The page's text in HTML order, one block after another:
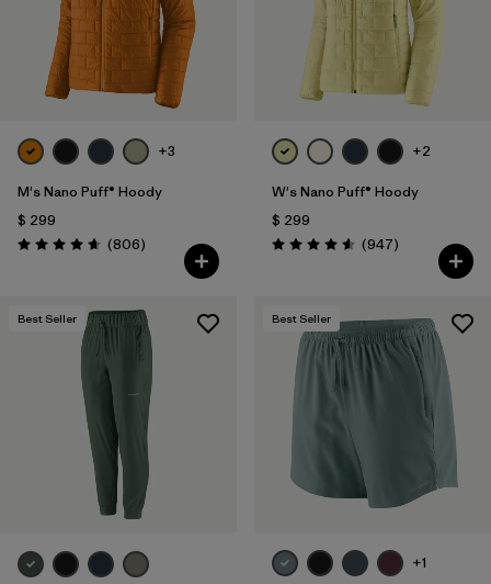
+3
M's Nano Puff® Hoody
$ 299
Valoración: 4.6 / 5
(806Comentarios
)
+2
W's Nano Puff® Hoody
$ 299
Valoración: 4.6 / 5
(947Comentarios
)
Best Seller Best Seller
+1